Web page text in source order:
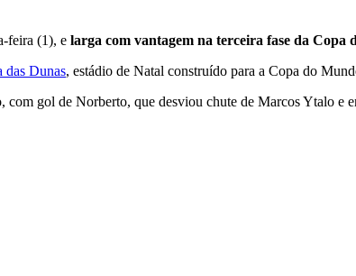
feira (1), e larga com vantagem na terceira fase da Copa
das Dunas, estádio de Natal construído para a Copa do
gol de Norberto, que desviou chute de Marcos Ytalo e